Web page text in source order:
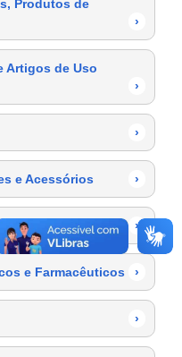
Produtos de
›
Artigos de Uso
›
›
e Acessórios ›
›
e Farmacêuticos ›
›